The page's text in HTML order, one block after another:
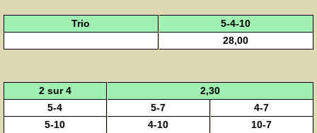
Trio
5-4-10
28,00
2 sur 4
2,30
5-4
5-7
4-7
5-10
4-10 10-7